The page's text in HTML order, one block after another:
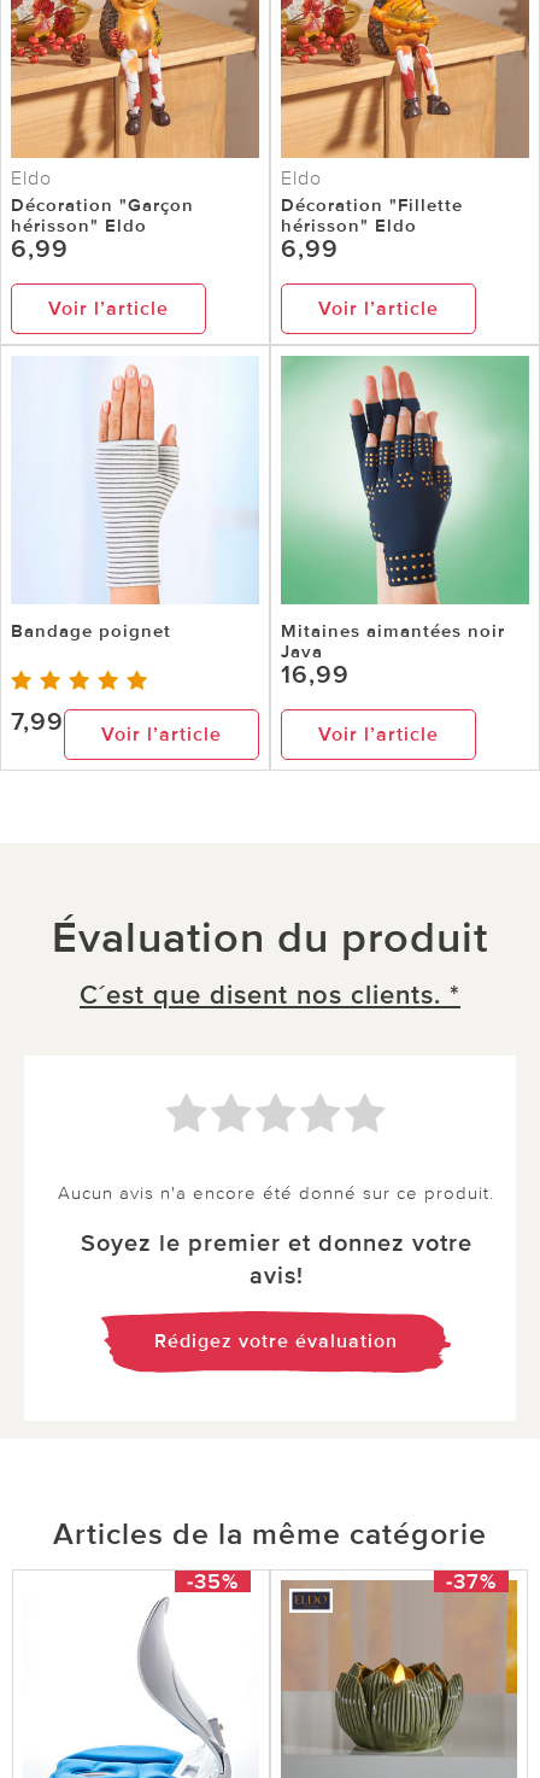
Eldo
Décoration "Garçon
hérisson" Eldo
6,99
Voir l’article
Eldo
Décoration "Fillette
hérisson" Eldo
6,99
Voir l’article
Bandage poignet
7,99 Voir l’article
Mitaines aimantées noir
Java
16,99
Voir l’article
Évaluation du produit
C´est que disent nos clients. *
Aucun avis n'a encore été donné sur ce produit.
Soyez le premier et donnez votre
avis!
Rédigez votre évaluation
Articles de la même catégorie
-35% -37%